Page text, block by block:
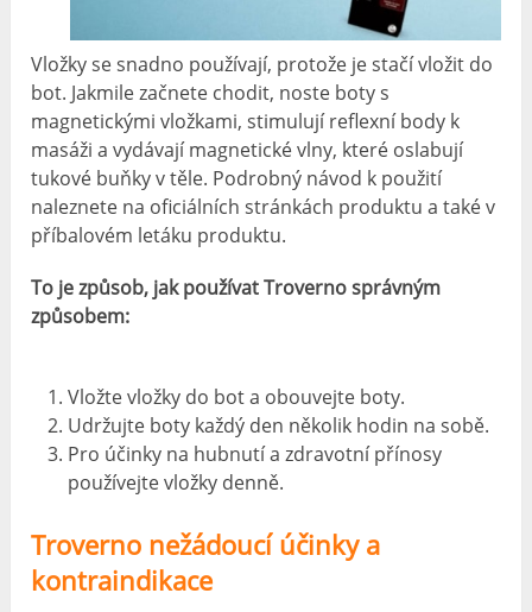
Vložky se snadno používají, protože je stačí vložit do
bot. Jakmile začnete chodit, noste boty s
magnetickými vložkami, stimulují reflexní body k
masáži a vydávají magnetické vlny, které oslabují
tukové buňky v těle. Podrobný návod k použití
naleznete na oficiálních stránkách produktu a také v
příbalovém letáku produktu.
To je způsob, jak používat Troverno správným
způsobem:
Vložte vložky do bot a obouvejte boty.
Udržujte boty každý den několik hodin na sobě.
Pro účinky na hubnutí a zdravotní přínosy
používejte vložky denně.
Troverno nežádoucí účinky a
kontraindikace